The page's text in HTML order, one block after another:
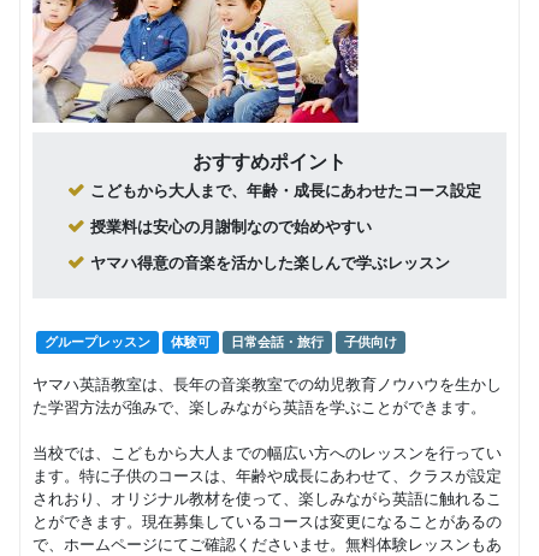
中学生
グループレッスン 子供向け
17,600円(税込) / 月
回数：4 / 1セッション120分
マンツーマン
26,400円(税込) / 月
回数：4 / 1セッション120分
英会話（大人）
マンツーマン 社会人向け
18,700 円(税込) / 月
英会話（大人）
グループレッスン 社会人向け
15,400円(税込) / 月
回数：4 / 1セッション50分
おすすめポイント
こどもから大人まで、年齢・成長にあわせたコース設定
授業料は安心の月謝制なので始めやすい
ヤマハ得意の音楽を活かした楽しんで学ぶレッスン
グループレッスン 体験可 日常会話・旅行 子供向け
ヤマハ英語教室は、長年の音楽教室での幼児教育ノウハウを生かし
た学習方法が強みで、楽しみながら英語を学ぶことができます。
当校では、こどもから大人までの幅広い方へのレッスンを行ってい
ます。特に子供のコースは、年齢や成長にあわせて、クラスが設定
されおり、オリジナル教材を使って、楽しみながら英語に触れるこ
とができます。現在募集しているコースは変更になることがあるの
で、ホームページにてご確認くださいませ。無料体験レッスンもあ